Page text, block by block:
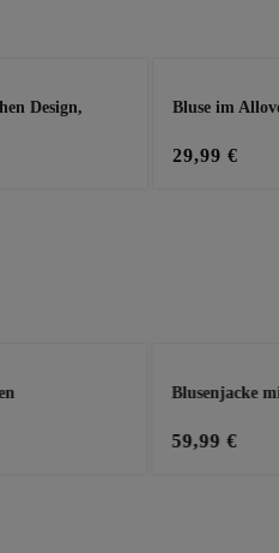
Design,
Bluse im
29,99 €
Blusenjacke
59,99 €